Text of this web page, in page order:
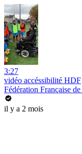
3:27
vidéo accéssibilité HDF
Fédération Française
il y a 2 mois